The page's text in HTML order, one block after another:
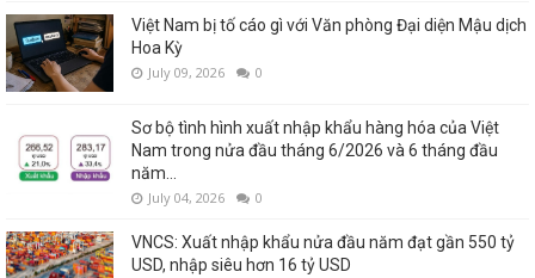
Việt Nam bị tố cáo gì với Văn phòng Đại diện Mậu dịch
Hoa Kỳ
July 09, 2026 0
Sơ bộ tình hình xuất nhập khẩu hàng hóa của Việt
Nam trong nửa đầu tháng 6/2026 và 6 tháng đầu
năm...
July 04, 2026 0
VNCS: Xuất nhập khẩu nửa đầu năm đạt gần 550 tỷ
USD, nhập siêu hơn 16 tỷ USD